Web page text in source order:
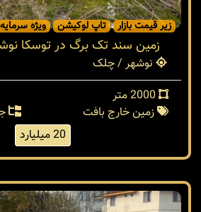
زیر قیمت بازار تاپ لوکیشن ویژه
زمین سند تک برگ در توسکا نوشهر 2000
نوشهر / چلک
زمین خارج بافت
20 میلیارد